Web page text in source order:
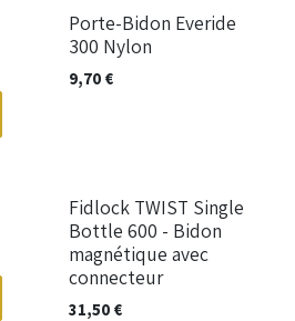
Porte-Bidon Everide
300 Nylon
9,70€
Nouveau !
Fidlock TWIST Single
Bottle 600 - Bidon
magnétique avec
connecteur
31,50€